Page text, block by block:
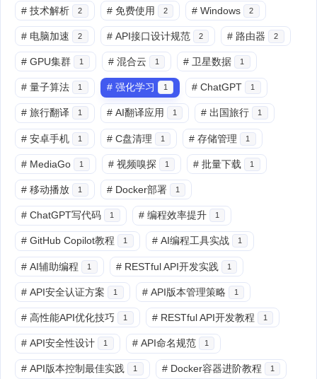
# 技术解析 2 # 免费使用 2 # Windows 2
# 电脑加速 2 # API接口设计规范 2 # 路由器 2
# GPU集群 1 # 混合云 1 # 卫星数据 1
# 量子算法 1 # 强化学习 1 # ChatGPT 1
# 旅行翻译 1 # AI翻译应用 1 # 出国旅行 1
# 安卓手机 1 # C盘清理 1 # 存储管理 1
# MediaGo 1 # 视频嗅探 1 # 批量下载 1
# 移动播放 1 # Docker部署 1
# ChatGPT写代码 1 # 编程效率提升 1
# GitHub Copilot教程 1 # AI编程工具实战 1
# AI辅助编程 1 # RESTful API开发实践 1
# API安全认证方案 1 # API版本管理策略 1
# 高性能API优化技巧 1 # RESTful API开发教程 1
# API安全性设计 1 # API命名规范 1
# API版本控制最佳实践 1 # Docker容器进阶教程 1